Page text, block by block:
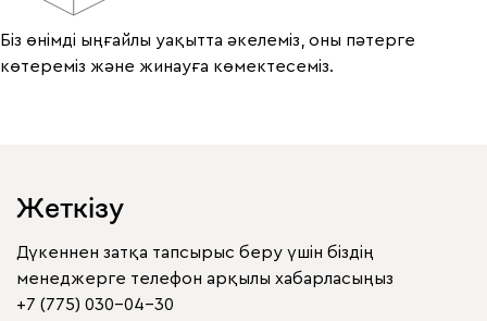
Біз өнімді ыңғайлы уақытта әкелеміз, оны пәтерге
көтереміз және жинауға көмектесеміз.
Жеткізу
Дүкеннен затқа тапсырыс беру үшін біздің
менеджерге телефон арқылы хабарласыңыз
+7 (775) 030-04-30